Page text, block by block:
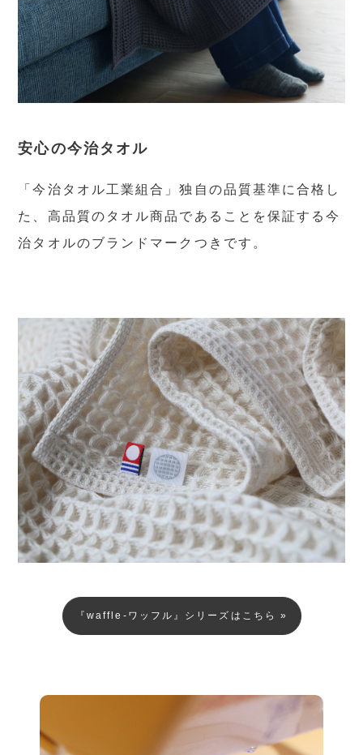
安心の今治タオル
「今治タオル工業組合」独自の品質基準に合格し
た、高品質のタオル商品であることを保証する今
治タオルのブランドマークつきです。
『waffle-ワッフル』シリーズはこちら »